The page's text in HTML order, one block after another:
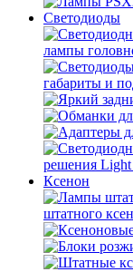
Светодиоды
лампы
габариты и
решения Light
Ксенон
штатного